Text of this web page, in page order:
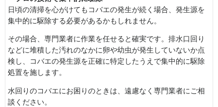
日頃の清掃を心がけてもコバエの発生が続く場合、発生源を
集中的に駆除する必要があるかもしれません。
その場合、専門業者に作業を任せると確実です。排水口回り
などに堆積した汚れのなかに卵や幼虫が発生していないか点
検し、コバエの発生源を正確に特定したうえで集中的に駆除
処置を施します。
水回りのコバエにお困りのときは、遠慮なく専門業者にご相
談ください。